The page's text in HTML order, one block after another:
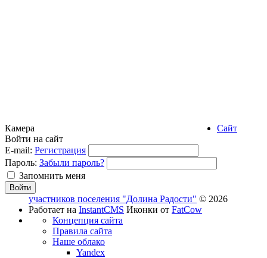
Камера
Войти на сайт
E-mail: Регистрация
Пароль: Забыли пароль?
Запомнить меня
Сайт
участников поселения "Долина Радости" © 2026
Работает на InstantCMS Иконки от FatCow
Концепция сайта
Правила сайта
Наше облако
Yandex